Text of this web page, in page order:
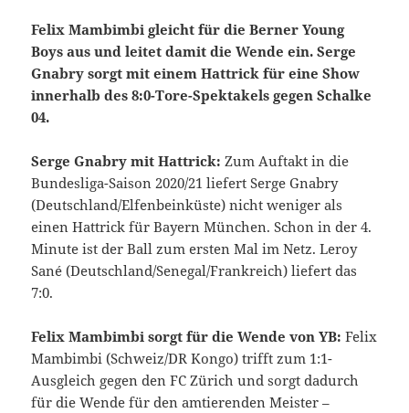
Felix Mambimbi gleicht für die Berner Young
Boys aus und leitet damit die Wende ein. Serge
Gnabry sorgt mit einem Hattrick für eine Show
innerhalb des 8:0-Tore-Spektakels gegen Schalke
04.
Serge Gnabry mit Hattrick:Zum Auftakt in die
Bundesliga-Saison 2020/21 liefert Serge Gnabry
(Deutschland/Elfenbeinküste) nicht weniger als
einen Hattrick für Bayern München. Schon in der 4.
Minute ist der Ball zum ersten Mal im Netz. Leroy
Sané (Deutschland/Senegal/Frankreich) liefert das
7:0.
Felix Mambimbi sorgt für die Wende von YB: Felix
Mambimbi (Schweiz/DR Kongo) trifft zum 1:1-
Ausgleich gegen den FC Zürich und sorgt dadurch
für die Wende für den amtierenden Meister –